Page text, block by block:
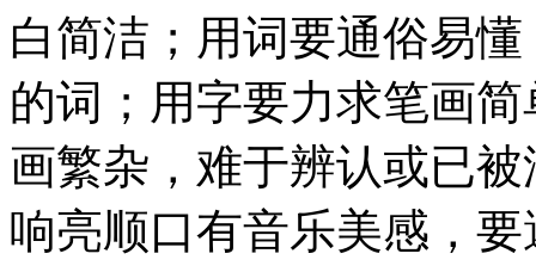
白简洁；用词要通俗易
的词；用字要力求笔画
画繁杂，难于辨认或已
响亮顺口有音乐美感，